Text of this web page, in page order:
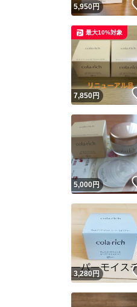
5,950円
7,850円
最大10%対象
5,000円
3,280円